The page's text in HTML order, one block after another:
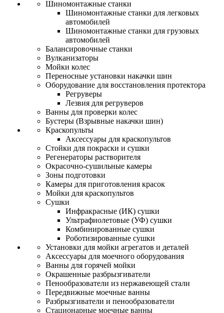
Шиномонтажные станки
Шиномонтажные станки для легковых
автомобилей
Шиномонтажные станки для грузовых
автомобилей
Балансировочные станки
Вулканизаторы
Мойки колес
Переносные установки накачки шин
Оборудование для восстановления протектора
Регруверы
Лезвия для регруверов
Ванны для проверки колес
Бустеры (Взрывные накачки шин)
Краскопульты
Аксессуары для краскопультов
Стойки для покраски и сушки
Регенераторы растворителя
Окрасочно-сушильные камеры
Зоны подготовки
Камеры для приготовления красок
Мойки для краскопультов
Сушки
Инфракрасные (ИК) сушки
Ультрафиолетовые (УФ) сушки
Комбинированные сушки
Роботизированные сушки
Установки для мойки агрегатов и деталей
Аксессуары для моечного оборудования
Ванны для горячей мойки
Окрашенные разбрызгиватели
Пенообразователи из нержавеющей стали
Передвижные моечные ванны
Разбрызгиватели и пенообразователи
Стационарные моечные ванны